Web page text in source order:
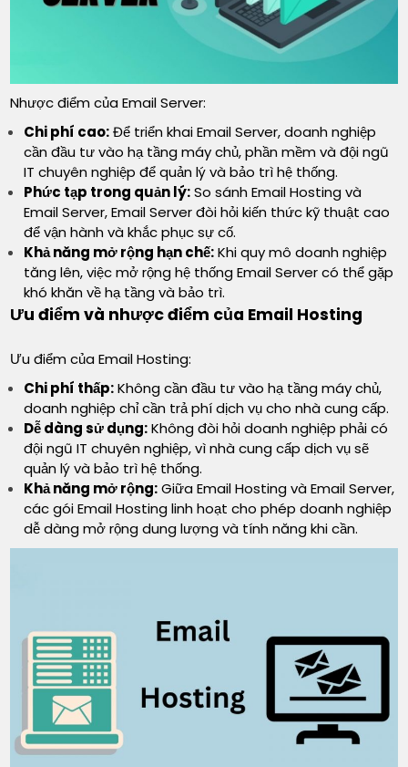
Nhược điểm của Email Server:
Chi phí cao:Để triển khai Email Server, doanh nghiệp
cần đầu tư vào hạ tầng máy chủ, phần mềm và đội ngũ
IT chuyên nghiệp để quản lý và bảo trì hệ thống.
Phức tạp trong quản lý:So sánh Email Hosting và
Email Server, Email Server đòi hỏi kiến thức kỹ thuật cao
để vận hành và khắc phục sự cố.
Khả năng mở rộng hạn chế:Khi quy mô doanh nghiệp
tăng lên, việc mở rộng hệ thống Email Server có thể gặp
khó khăn về hạ tầng và bảo trì.
Ưu điểm và nhược điểm của Email Hosting
Ưu điểm của Email Hosting:
Chi phí thấp:Không cần đầu tư vào hạ tầng máy chủ,
doanh nghiệp chỉ cần trả phí dịch vụ cho nhà cung cấp.
Dễ dàng sử dụng:Không đòi hỏi doanh nghiệp phải có
đội ngũ IT chuyên nghiệp, vì nhà cung cấp dịch vụ sẽ
quản lý và bảo trì hệ thống.
Khả năng mở rộng:Giữa Email Hosting và Email Server,
các gói Email Hosting linh hoạt cho phép doanh nghiệp
dễ dàng mở rộng dung lượng và tính năng khi cần.